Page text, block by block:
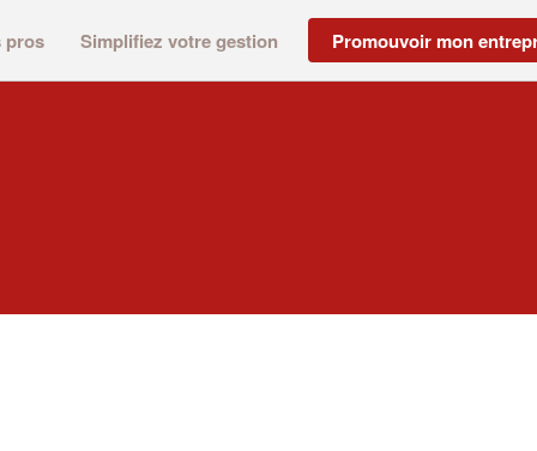
pros Simplifiez votre gestion Promouvoir mon